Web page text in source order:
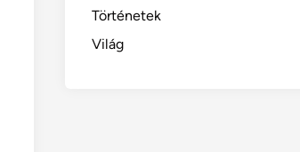
Történetek
Világ